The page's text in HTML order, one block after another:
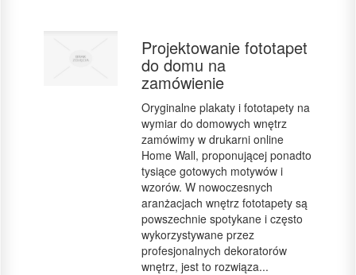
Projektowanie fototapet
do domu na
zamówienie
Oryginalne plakaty i fototapety na
wymiar do domowych wnętrz
zamówimy w drukarni online
Home Wall, proponującej ponadto
tysiące gotowych motywów i
wzorów. W nowoczesnych
aranżacjach wnętrz fototapety są
powszechnie spotykane i często
wykorzystywane przez
profesjonalnych dekoratorów
wnętrz, jest to rozwiąza...